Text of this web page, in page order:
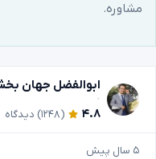
مشاوره.
ابوالفضل جهان
۴.۸ (۱۲۴۸) دیدگاه
۵ سال پیش